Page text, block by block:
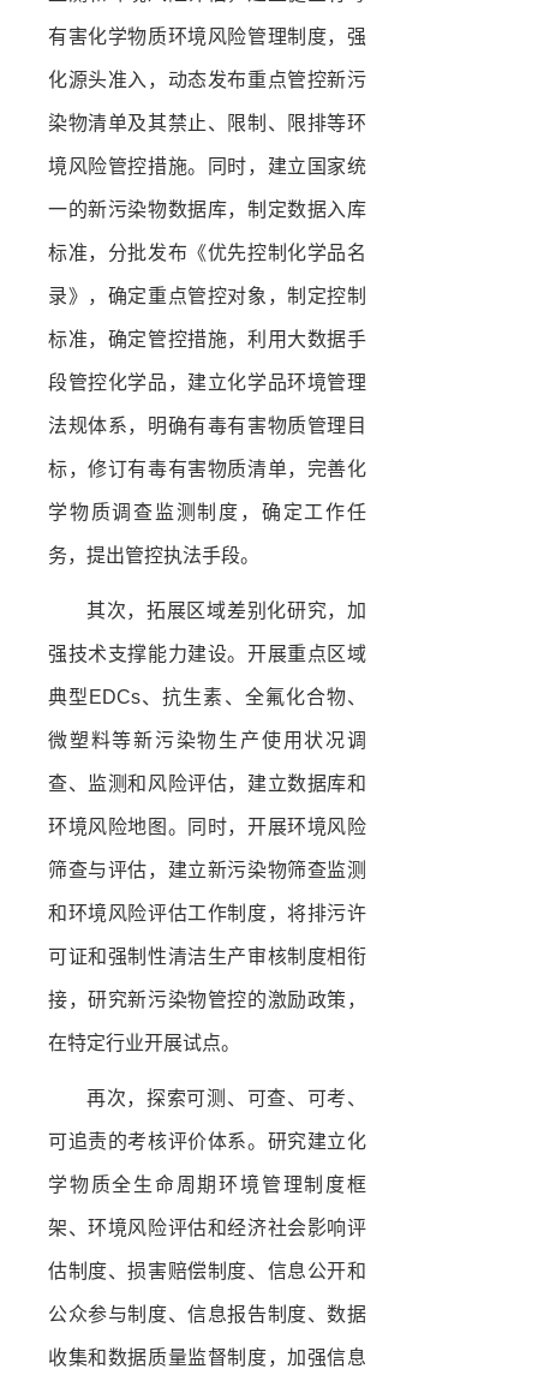
有害化学物质环境风险管理制度，强
化源头准入，动态发布重点管控新污
染物清单及其禁止、限制、限排等环
境风险管控措施。同时，建立国家统
一的新污染物数据库，制定数据入库
标准，分批发布《优先控制化学品名
录》，确定重点管控对象，制定控制
标准，确定管控措施，利用大数据手
段管控化学品，建立化学品环境管理
法规体系，明确有毒有害物质管理目
标，修订有毒有害物质清单，完善化
学物质调查监测制度，确定工作任
务，提出管控执法手段。
其次，拓展区域差别化研究，加
强技术支撑能力建设。开展重点区域
典型EDCs、抗生素、全氟化合物、
微塑料等新污染物生产使用状况调
查、监测和风险评估，建立数据库和
环境风险地图。同时，开展环境风险
筛查与评估，建立新污染物筛查监测
和环境风险评估工作制度，将排污许
可证和强制性清洁生产审核制度相衔
接，研究新污染物管控的激励政策，
在特定行业开展试点。
再次，探索可测、可查、可考、
可追责的考核评价体系。研究建立化
学物质全生命周期环境管理制度框
架、环境风险评估和经济社会影响评
估制度、损害赔偿制度、信息公开和
公众参与制度、信息报告制度、数据
收集和数据质量监督制度，加强信息